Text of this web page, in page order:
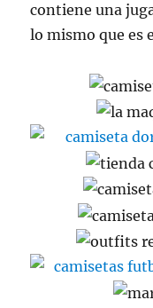
contiene una
lo mismo que es